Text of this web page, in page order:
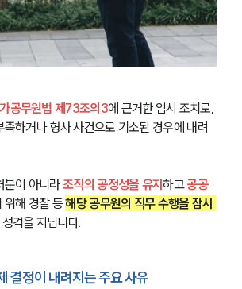
공무원법 제73조의3에 근거한 임시 조치로,
족하거나 형사 사건으로 기소된 경우에 내려
분이 아니라 조직의 공정성을 유지하고 공공
위해 경찰 등 해당 공무원의 직무 수행을 잠시
격을 지닙니다.
결정이 내려지는 주요 사유